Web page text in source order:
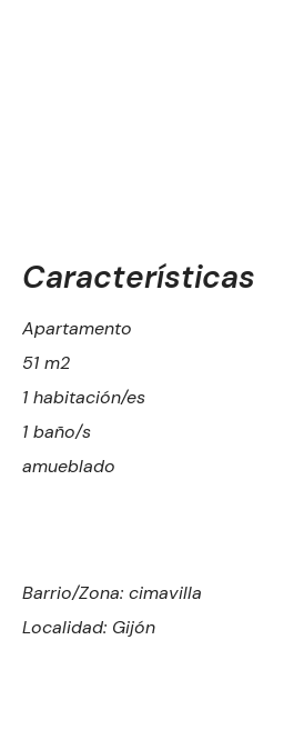
Características
Apartamento
51 m2
1 habitación/es
1 baño/s
amueblado
Barrio/Zona: cimavilla
Localidad: Gijón